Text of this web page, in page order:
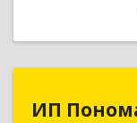
ИП
ИП